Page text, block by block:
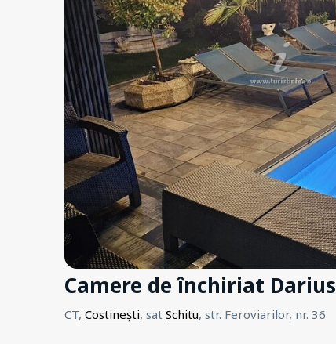
Camere de închiriat Darius
CT, Costinești, sat Schitu, str. Feroviarilor, nr. 36